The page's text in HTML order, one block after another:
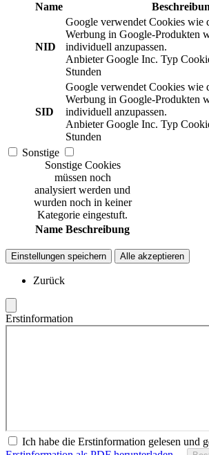
Name
NID
Google verwendet Cookies wie
Werbung in Google-Produkten
individuell anzupassen.
Anbieter Google Inc. Typ
Stunden
SID
Google verwendet Cookies wie
Werbung in Google-Produkten
individuell anzupassen.
Anbieter Google Inc. Typ
Stunden
Sonstige
Sonstige Cookies
müssen noch
analysiert werden und
wurden noch in keiner
Kategorie eingestuft.
Name Beschreibung
Einstellungen speichern Alle akzeptieren
Zurück
Erstinformation
Ich habe die Erstinformation gelesen und